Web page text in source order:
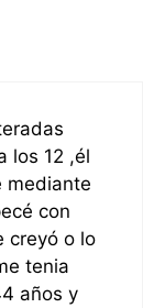
los 12 ,él
mediante
con
creyó o lo
tenia
años y